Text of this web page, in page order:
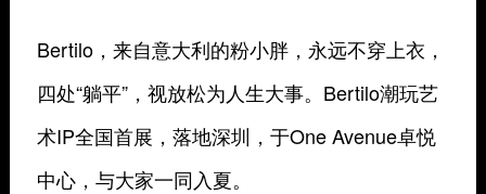
Bertilo，来自意大利的粉小胖， 永远不穿上衣，
四处“躺平”， 视放松为人生大事。 Bertilo潮玩艺
术IP全国首展，落地深圳，于One Avenue卓悦
中心，与大家一同入夏。